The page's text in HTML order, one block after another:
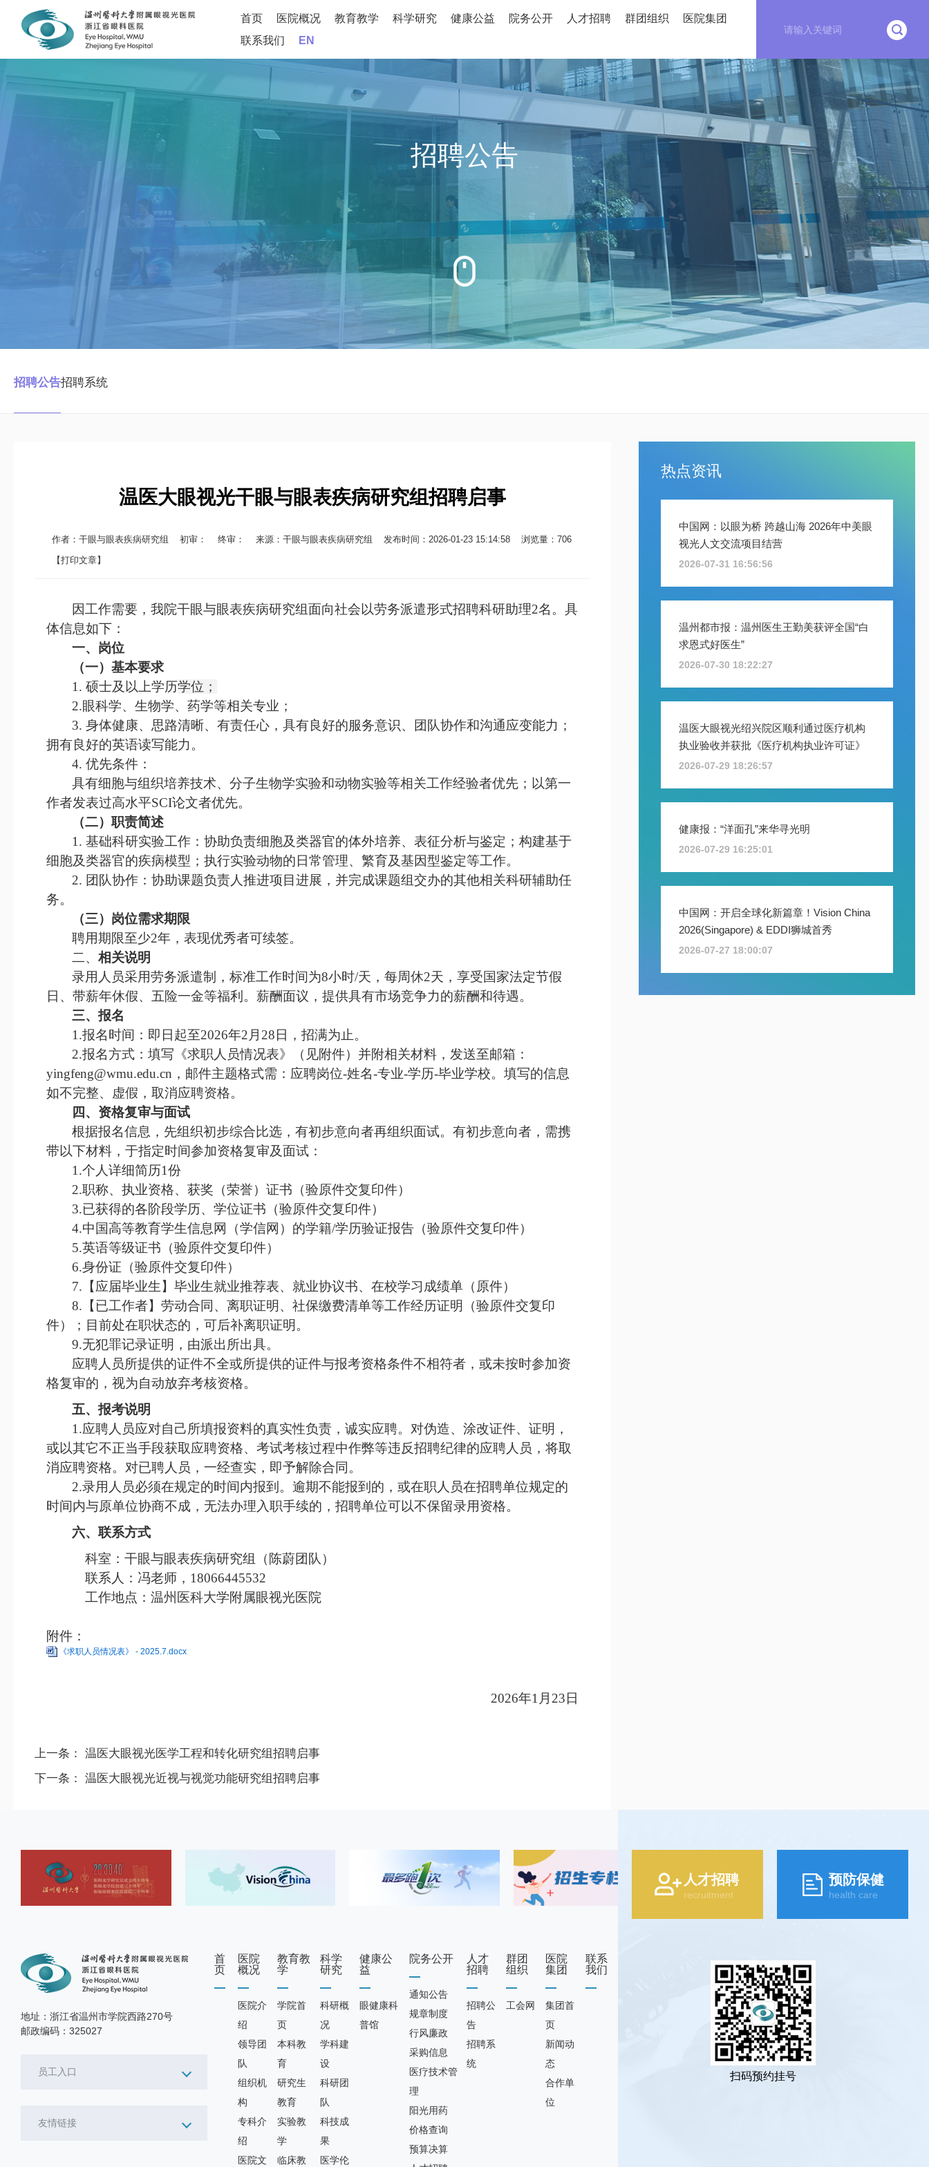
首页 医院概况 教育教学 科学研究 健康公益 院务公开 人才招聘 群团组织
医院集团
联系我们
EN
招聘公告
招聘公告招聘系统
温医大眼视光干眼与眼表疾病研究组招聘启事
作者：干眼与眼表疾病研究组 初审： 终审： 来源：干眼与眼表疾病研究组 发布时间：2026-01-23 15:14:58 浏览量： 706
【打印文章】
因工作需要，我院干眼与眼表疾病研究组面向社会以劳务派遣形式招聘科研助理2名 。 具
体信息如下：
一、 岗位
（一）基本要求
1. 硕士及以上学历学位 ；
2.眼科学、生物学、药学等相关专业 ；
3. 身体健康、 思路清晰、有责任心，具有良好的服务意识、团队协作和沟通应变能力；
拥有良好的英语读写能力。
4. 优先条件：
具有细胞与组织培养技术、分子生物学实验和动物实验等相关工作经验者优先；以第一
作者发表过高水平SCI论文者优先。
（二）职责简述
1. 基础科研实验工作：协助负责细胞及类器官的体外培养、表征分析与鉴定；构建基于
细胞及类器官的疾病模型；执行实验动物的日常管理、繁育及基因型鉴定等工作。
2. 团队协作： 协助课题负责人推进项目进展，并完成课题组交办的其他相关科研辅助任
务。
（三）岗位需求期限
聘用期限至少2年，表现优秀者可续签。
二、 相关说明
录用人员采用劳务派遣制，标准工作时间为8小时/天，每周休2天，享受国家法定节假
日、带薪年休假、 五险一金等福利 。薪酬面议，提供具有市场竞争力的薪酬和待遇。
三、报名
1.报名时间：即日起至2026年2 月 28 日，招满为止。
2.报名方式： 填写《求职人员情况表》（见附件）并附相关材料，发送至邮箱：
yingfeng@wmu.edu.cn ，邮件主题格式需：应聘岗位-姓名-专业-学历-毕业学校。 填写的信息
如不完整、虚假，取消应聘资格。
四、资格复审与面试
根据报名信息，先组织初步综合比选，有初步意向者再组织面试。有初步意向者，需携
带以下材料，于指定 时间参加资格复审及面试：
1.个人详细简历1份
2.职称、执业资格、获奖（荣誉）证书（验原件交复印件）
3.已获得的各阶段学历、学位证书（验原件交复印件）
4.中国高等教育学生信息网（学信网）的学籍/学历验证报告（验原件交复印件）
5.英语等级证书（验原件交复印件）
6.身份证（验原件交复印件）
7.【应届毕业生】毕业生就业推荐表、就业协议书、在校学习成绩单（原件）
8.【已工作者】劳动合同、离职证明、社保缴费清单等工作经历证明（验原件交复印
件）；目前处在职状态的，可后补离职证明。
9.无犯罪记录证明，由派出所出具。
应聘人员所提供的证件不全或所提供的证件与报考资格条件不相符者，或未按时参加资
格复审的，视为自动放弃考核资格。
五、报考说明
1 .应聘人员应对自己所填报资料的真实性负责，诚实应聘。对伪造、涂改证件、证明，
或以其它不正当手段获取应聘资格、考试考核过程中作弊等违反招聘纪律的应聘人员，将取
消应聘资格。对已聘人员，一经查实，即予解除合同。
2.录用人员必须在规定的时间内报到。逾期不能报到的，或在职人员在招聘单位规定的
时间内与原单位协商不成，无法办理入职手续的，招聘单位可以不保留录用资格。
六、 联系方式
科室：干眼与眼表疾病研究组（陈蔚团队）
联系人： 冯老师 ， 18066445532
工作地点：温州医科大学附属眼视光医院
附件：
《求职人员情况表》 - 2025.7.docx
2026年1 月 23 日
上一条： 温医大眼视光医学工程和转化研究组招聘启事
下一条： 温医大眼视光近视与视觉功能研究组招聘启事
热点资讯
中国网：以眼为桥 跨越山海 2026年中美眼
视光人文交流项目结营
2026-07-31 16:56:56
温州都市报：温州医生王勤美获评全国“白
求恩式好医生”
2026-07-30 18:22:27
温医大眼视光绍兴院区顺利通过医疗机构
执业验收并获批《医疗机构执业许可证》
2026-07-29 18:26:57
健康报：“洋面孔”来华寻光明
2026-07-29 16:25:01
中国网：开启全球化新篇章！Vision China
2026(Singapore) & EDDI狮城首秀
2026-07-27 18:00:07
地址：浙江省温州市学院西路270号
邮政编码：325027
员工入口
友情链接
首
页
医院
概况
医院介
绍
领导团
队
组织机
构
专科介
绍
医院文
教育教
学
学院首
页
本科教
育
研究生
教育
实验教
学
临床教
科学
研究
科研概
况
学科建
设
科研团
队
科技成
果
医学伦
健康公
益
眼健康科
普馆
院务公开
通知公告
规章制度
行风廉政
采购信息
医疗技术管
理
阳光用药
价格查询
预算决算
人才
招聘
招聘公
告
招聘系
统
群团
组织
工会网
医院
集团
集团首
页
新闻动
态
合作单
位
联系
我们
人才招聘
recruitment
预防保健
health care
扫码预约挂号